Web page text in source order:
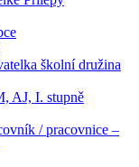
školní družina
AJ, I. stupně
/ pracovnice –